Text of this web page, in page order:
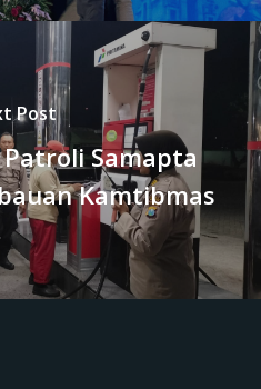
Post
Patroli Samapta
Kamtibmas